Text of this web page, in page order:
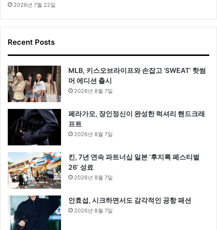
2026년 7월 22일
Recent Posts
MLB, 키스오브라이프와 손잡고 ‘SWEAT’ 핫썸
머 에디션 출시
2026년 8월 7일
페라가모, 장인정신이 완성한 럭셔리 핸드크래
프트
2026년 8월 7일
킨, 7년 연속 파트너십 일본 ‘후지록 페스티벌
26’ 성료
2026년 8월 7일
안효섭, 시크하면서도 감각적인 공항 패션
2026년 8월 7일